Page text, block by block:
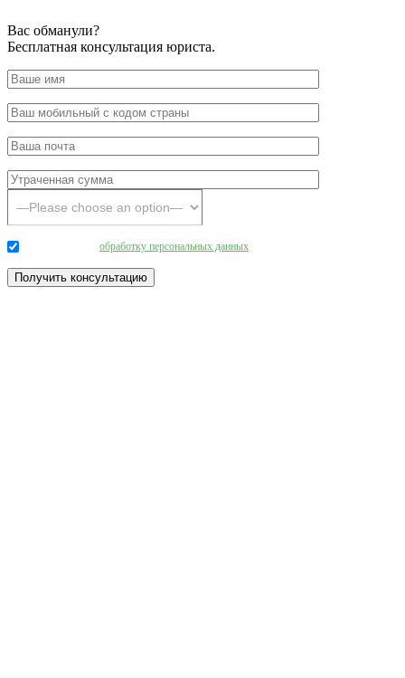
Вас обманули?
Бесплатная консультация юриста.
обработку персональных данных